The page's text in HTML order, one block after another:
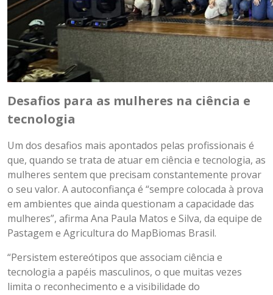
Desafios para as mulheres na ciência e
tecnologia
Um dos desafios mais apontados pelas profissionais é
que, quando se trata de atuar em ciência e tecnologia, as
mulheres sentem que precisam constantemente provar
o seu valor. A autoconfiança é “sempre colocada à prova
em ambientes que ainda questionam a capacidade das
mulheres”, afirma Ana Paula Matos e Silva, da equipe de
Pastagem e Agricultura do MapBiomas Brasil.
“Persistem estereótipos que associam ciência e
tecnologia a papéis masculinos, o que muitas vezes
limita o reconhecimento e a visibilidade do